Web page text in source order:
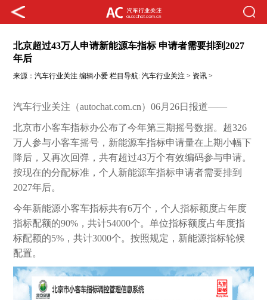
北京超过43万人申请新能源车指标 申请者需要排到2027
年后
来源：汽车行业关注 编辑小爱 栏目导航:汽车行业关注 > 资讯 >
汽车行业关注（autochat.com.cn）06月26日报道——
北京市小客车指标办公布了今年第三期摇号数据。超326
万人参与小客车摇号，新能源车指标申请量在上期小幅下
降后，又再次回弹，共有超过43万个有效编码参与申请。
按现在的分配标准，个人新能源车指标申请者需要排到
2027年后。
今年新能源小客车指标共有6万个，个人指标额度占年度
指标配额的90%，共计54000个。单位指标额度占年度指
标配额的5%，共计3000个。按照规定，新能源指标轮候
配置。